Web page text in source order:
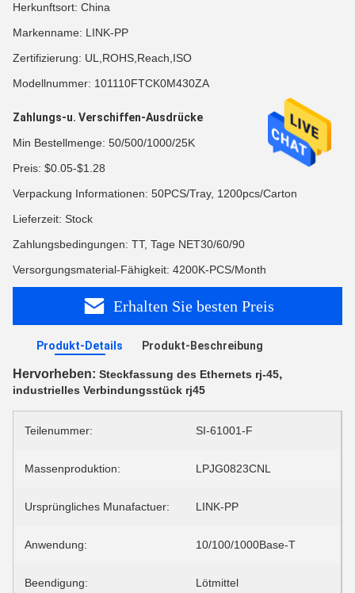
Herkunftsort: China
Markenname: LINK-PP
Zertifizierung: UL,ROHS,Reach,ISO
Modellnummer: 101110FTCK0M430ZA
Zahlungs-u. Verschiffen-Ausdrücke
Min Bestellmenge: 50/500/1000/25K
Preis: $0.05-$1.28
Verpackung Informationen: 50PCS/Tray, 1200pcs/Carton
Lieferzeit: Stock
Zahlungsbedingungen: TT, Tage NET30/60/90
Versorgungsmaterial-Fähigkeit: 4200K-PCS/Month
Erhalten Sie besten Preis
Produkt-Details Produkt-Beschreibung
Hervorheben: Steckfassung des Ethernets rj-45,
industrielles Verbindungsstück rj45
Teilenummer: SI-61001-F
Massenproduktion: LPJG0823CNL
Ursprüngliches Munafactuer: LINK-PP
Anwendung: 10/100/1000Base-T
Beendigung: Lötmittel